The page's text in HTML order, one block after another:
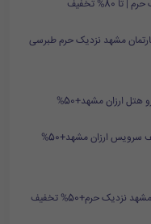
تخفیف
مشهد نزدیک حرم طبرسی
هتل های مشهد با غذای سلف سرویس | هتل سلف سرویس ارزان مشهد+50%
حرم+50% تخفیف